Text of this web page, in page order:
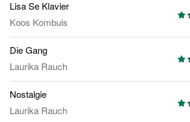
Lisa Se Klavier
Koos Kombuis
Die Gang
Laurika Rauch
Nostalgie
Laurika Rauch